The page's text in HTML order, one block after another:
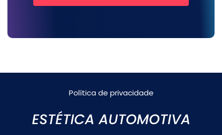
Política de privacidade